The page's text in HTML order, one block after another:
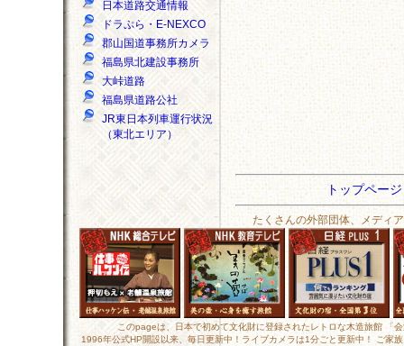
日本道路交通情報
ドラぷら・E-NEXCO
郡山国道事務所カメラ
福島県北建設事務所
大峠道路
福島県道路公社
JR東日本列車運行状況
（東北エリア）
トップペー
たくさんの外部団体、メディ
このpageは、日本で初めて文化財に登録されたレトロな木造旅館
1996年公式HP開設以来、毎日更新中！ライブカメラは1分ごと更新中！ ご家